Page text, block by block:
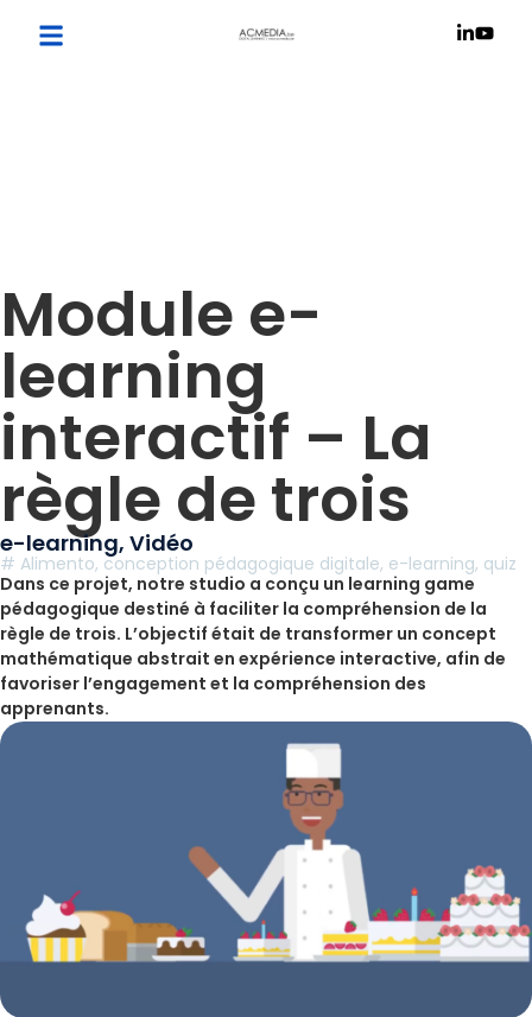
Module e-
learning
interactif – La
règle de trois
e-learning, Vidéo
# Alimento, conception pédagogique digitale, e-learning, quiz
Dans ce projet, notre studio a conçu un learning game
pédagogique destiné à faciliter la compréhension de la
règle de trois. L’objectif était de transformer un concept
mathématique abstrait en expérience interactive, afin de
favoriser l’engagement et la compréhension des
apprenants.